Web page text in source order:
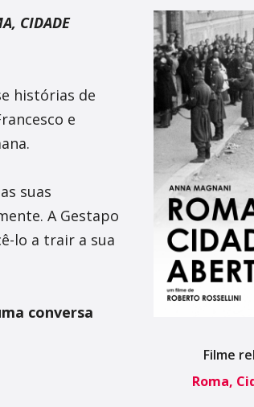
CIDADE
histórias de
e
suas
A Gestapo
lo a trair a sua
conversa
Filme
Roma,